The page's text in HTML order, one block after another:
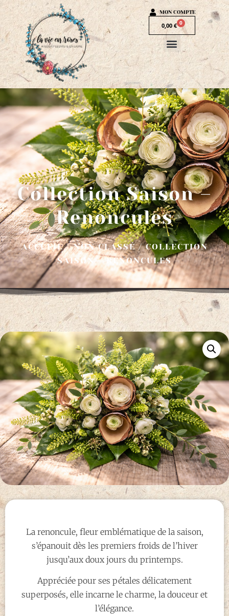
MON COMPTE
0,00 € 0
Collection Saison –
Renoncules
ACCUEIL/NON CLASSÉ/ COLLECTION
SAISON – RENONCULES
La renoncule, fleur emblématique de la saison,
s’épanouit dès les premiers froids de l’hiver
jusqu’aux doux jours du printemps.
Appréciée pour ses pétales délicatement
superposés, elle incarne le charme, la douceur et
l’élégance.